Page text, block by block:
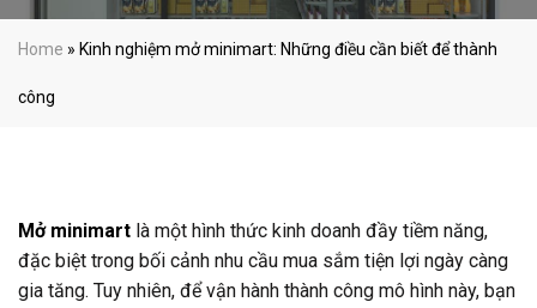
Home » Kinh nghiệm mở minimart: Những điều cần biết để thành
công
Mở minimart là một hình thức kinh doanh đầy tiềm năng,
đặc biệt trong bối cảnh nhu cầu mua sắm tiện lợi ngày càng
gia tăng. Tuy nhiên, để vận hành thành công mô hình này, bạn